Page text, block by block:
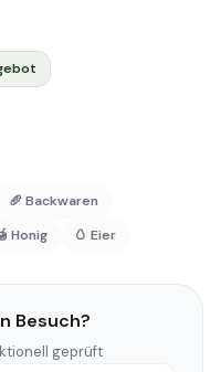
🥖 Backwaren
Honig 🥚 Eier
Besuch?
geprüft